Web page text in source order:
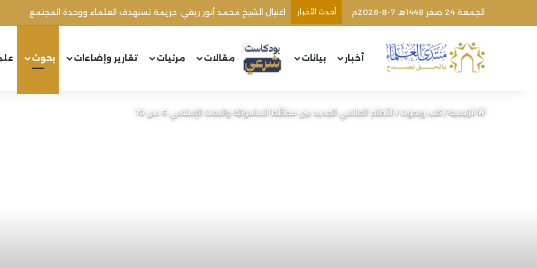
الجمعة 24 صفر 1448هـ 7-8-2026م أحدث الأخبار
أخبار بيانات مقالات مرئيات تقارير وإضاءات بحوث
الرئيسية/كتب وبحوث/النّظام العالمي الجديد بين مخطَّط الماسونيَّة والبعث الإسلامي 6 من 10